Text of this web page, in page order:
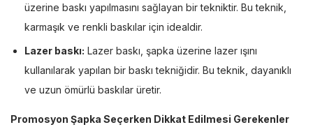
üzerine baskı yapılmasını sağlayan bir tekniktir. Bu teknik,
karmaşık ve renkli baskılar için idealdir.
Lazer baskı: Lazer baskı, şapka üzerine lazer ışını
kullanılarak yapılan bir baskı tekniğidir. Bu teknik, dayanıklı
ve uzun ömürlü baskılar üretir.
Promosyon Şapka Seçerken Dikkat Edilmesi Gerekenler